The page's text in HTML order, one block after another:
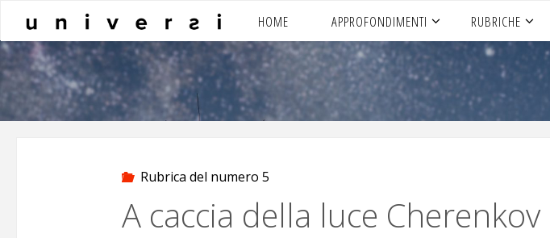
contenuto
HOME APPROFONDIMENTI RUBRICHE
Rubrica del numero 5
A caccia della luce Cherenkov